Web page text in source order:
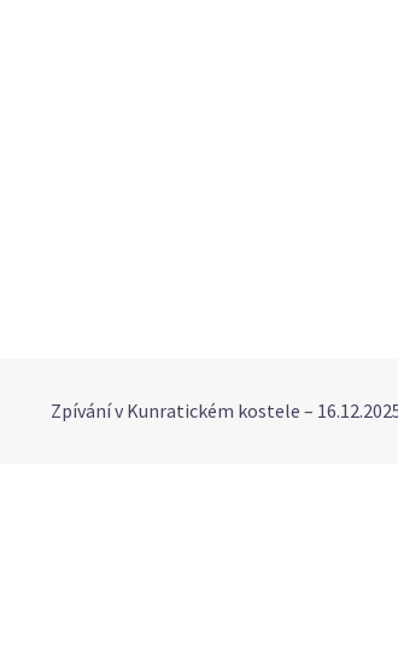
Zpívání v Kunratickém kostele –